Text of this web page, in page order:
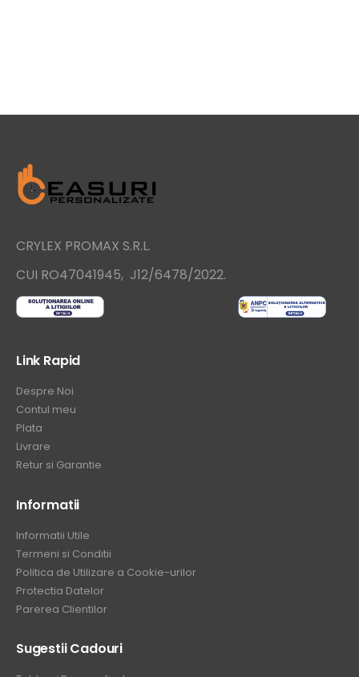
CRYLEX PROMAX S.R.L.
CUI RO47041945, J12/6478/2022.
Link Rapid
Despre Noi
Contul meu
Plata
Livrare
Retur si Garantie
Informatii
Informatii Utile
Termeni si Conditii
Politica de Utilizare a Cookie-urilor
Protectia Datelor
Parerea Clientilor
Sugestii Cadouri